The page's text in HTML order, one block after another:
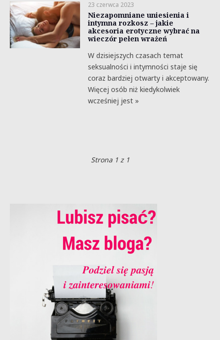
23 czerwca 2023
Niezapomniane uniesienia i
intymna rozkosz – jakie
akcesoria erotyczne wybrać na
wieczór pełen wrażeń
W dzisiejszych czasach temat
seksualności i intymności staje się
coraz bardziej otwarty i akceptowany.
Więcej osób niż kiedykolwiek
wcześniej jest »
Strona 1 z 1